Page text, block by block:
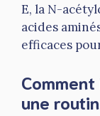
E, la N-
acides
efficaces
une